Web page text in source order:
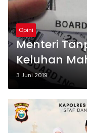
Opini
Menteri
Keluhan
3 Juni 2019